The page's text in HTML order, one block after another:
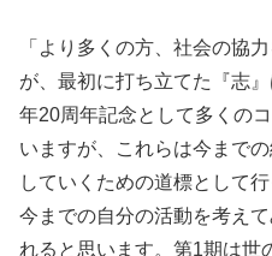
「より多くの方、社会の協
が、最初に打ち立てた『志
年20周年記念として多くの
いますが、これらは今まで
していくための道標として行
今までの自分の活動を考え
れると思います。第1期は世